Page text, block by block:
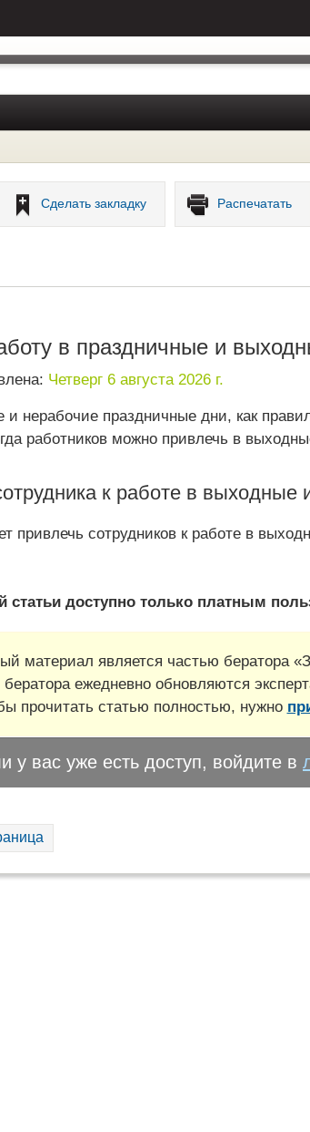
Сделать закладку Распечатать
в праздничные и
Четверг 6 августа 2026 г.
и нерабочие праздничные дни, как
работников можно привлечь в
к работе в выходные
привлечь сотрудников к работе в
статьи доступно только платным
материал является частью бератора
бератора ежедневно обновляются
прочитать статью полностью, нужно
у вас уже есть доступ, войдите в